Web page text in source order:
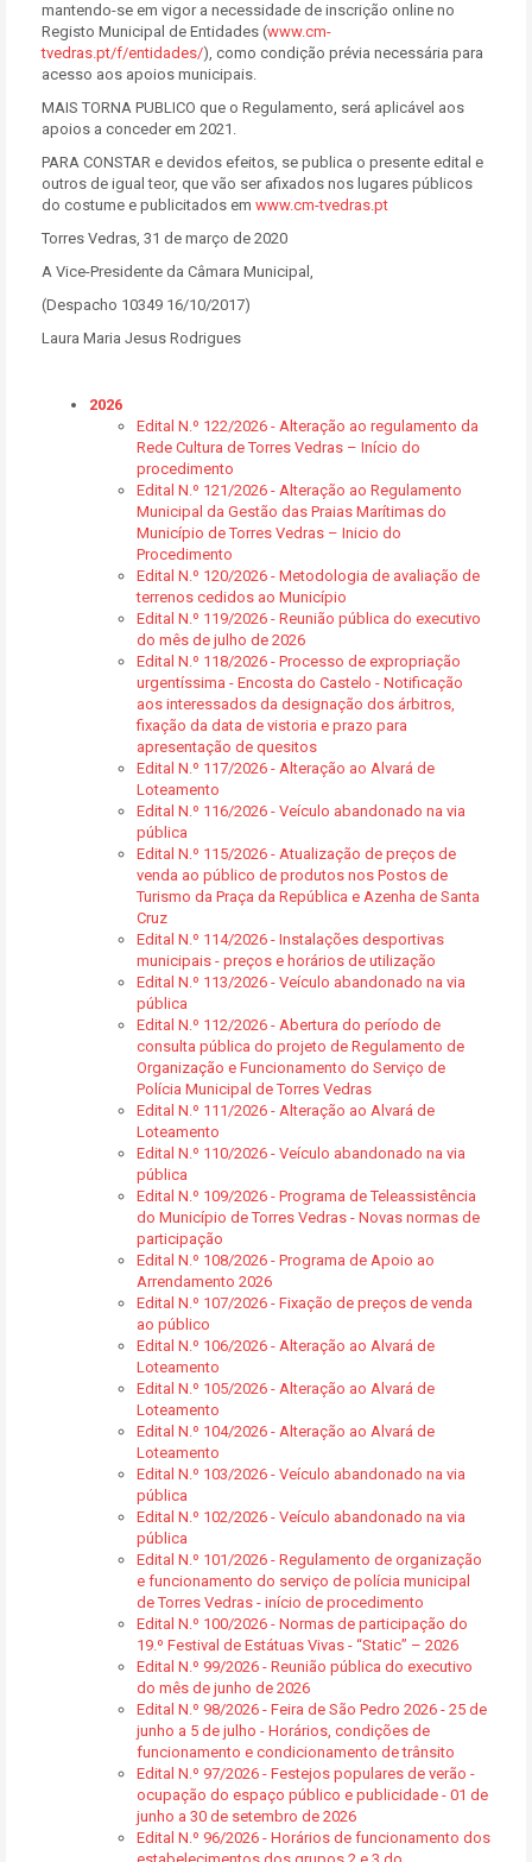
mantendo-se em vigor a necessidade de inscrição online no
Registo Municipal de Entidades (www.cm-
tvedras.pt/f/entidades/), como condição prévia necessária para
acesso aos apoios municipais.
MAIS TORNA PUBLICO que o Regulamento, será aplicável aos
apoios a conceder em 2021.
PARA CONSTAR e devidos efeitos, se publica o presente edital e
outros de igual teor, que vão ser afixados nos lugares públicos
do costume e publicitados em www.cm-tvedras.pt
Torres Vedras, 31 de março de 2020
A Vice-Presidente da Câmara Municipal,
(Despacho 10349 16/10/2017)
Laura Maria Jesus Rodrigues
2026
Edital N.º 122/2026 - Alteração ao regulamento da
Rede Cultura de Torres Vedras – Início do
procedimento
Edital N.º 121/2026 - Alteração ao Regulamento
Municipal da Gestão das Praias Marítimas do
Município de Torres Vedras – Inicio do
Procedimento
Edital N.º 120/2026 - Metodologia de avaliação de
terrenos cedidos ao Município
Edital N.º 119/2026 - Reunião pública do executivo
do mês de julho de 2026
Edital N.º 118/2026 - Processo de expropriação
urgentíssima - Encosta do Castelo - Notificação
aos interessados da designação dos árbitros,
fixação da data de vistoria e prazo para
apresentação de quesitos
Edital N.º 117/2026 - Alteração ao Alvará de
Loteamento
Edital N.º 116/2026 - Veículo abandonado na via
pública
Edital N.º 115/2026 - Atualização de preços de
venda ao público de produtos nos Postos de
Turismo da Praça da República e Azenha de Santa
Cruz
Edital N.º 114/2026 - Instalações desportivas
municipais - preços e horários de utilização
Edital N.º 113/2026 - Veículo abandonado na via
pública
Edital N.º 112/2026 - Abertura do período de
consulta pública do projeto de Regulamento de
Organização e Funcionamento do Serviço de
Polícia Municipal de Torres Vedras
Edital N.º 111/2026 - Alteração ao Alvará de
Loteamento
Edital N.º 110/2026 - Veículo abandonado na via
pública
Edital N.º 109/2026 - Programa de Teleassistência
do Município de Torres Vedras - Novas normas de
participação
Edital N.º 108/2026 - Programa de Apoio ao
Arrendamento 2026
Edital N.º 107/2026 - Fixação de preços de venda
ao público
Edital N.º 106/2026 - Alteração ao Alvará de
Loteamento
Edital N.º 105/2026 - Alteração ao Alvará de
Loteamento
Edital N.º 104/2026 - Alteração ao Alvará de
Loteamento
Edital N.º 103/2026 - Veículo abandonado na via
pública
Edital N.º 102/2026 - Veículo abandonado na via
pública
Edital N.º 101/2026 - Regulamento de organização
e funcionamento do serviço de polícia municipal
de Torres Vedras - início de procedimento
Edital N.º 100/2026 - Normas de participação do
19.º Festival de Estátuas Vivas - “Static” – 2026
Edital N.º 99/2026 - Reunião pública do executivo
do mês de junho de 2026
Edital N.º 98/2026 - Feira de São Pedro 2026 - 25 de
junho a 5 de julho - Horários, condições de
funcionamento e condicionamento de trânsito
Edital N.º 97/2026 - Festejos populares de verão -
ocupação do espaço público e publicidade - 01 de
junho a 30 de setembro de 2026
Edital N.º 96/2026 - Horários de funcionamento dos